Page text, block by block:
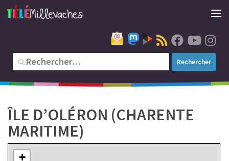
ÎLE D’OLÉRON (CHARENTE
MARITIME)
+